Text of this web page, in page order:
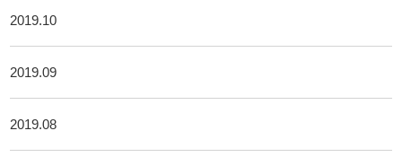
2019.10
2019.09
2019.08